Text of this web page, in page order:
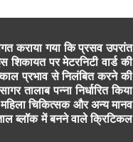
कराया गया कि प्रसव उपरांत
शिकायत पर मेटरनिटी वार्ड की
प्रभाव से निलंबित करने की
तालाब पन्ना निर्धारित किया
महिला चिकित्सक और अन्य मानव
ब्लॉक में बनने वाले क्रिटिकल